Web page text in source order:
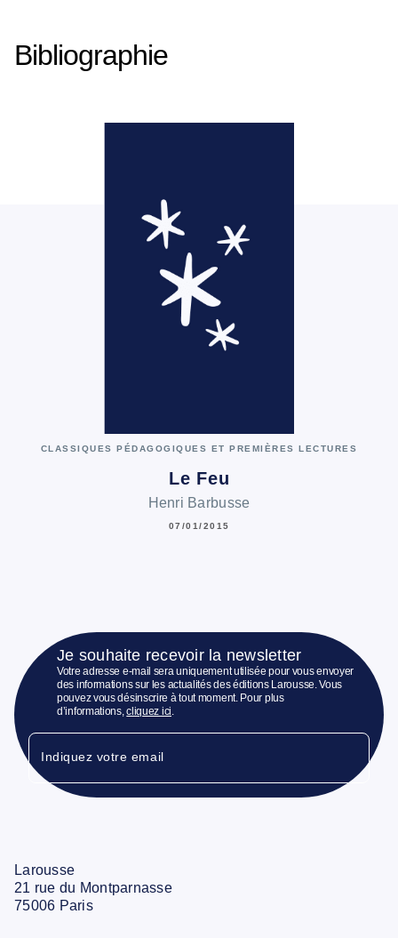
Bibliographie
CLASSIQUES PÉDAGOGIQUES ET PREMIÈRES LECTURES
Le Feu
Henri Barbusse
07/01/2015
Je souhaite recevoir la newsletter
Votre adresse e-mail sera uniquement utilisée pour vous envoyer
des informations sur les actualités des éditions Larousse. Vous
pouvez vous désinscrire à tout moment. Pour plus
d’informations,cliquez ici
Indiquez votre email
Larousse
21 rue du Montparnasse
75006 Paris